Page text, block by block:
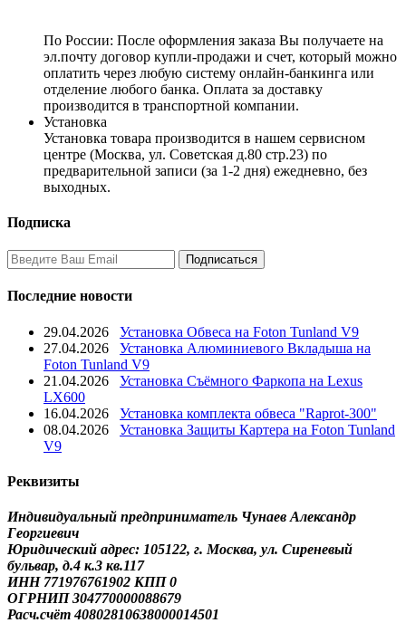
По России: После оформления заказа Вы получаете на
эл.почту договор купли-продажи и счет, который можно
оплатить через любую систему онлайн-банкинга или
отделение любого банка. Оплата за доставку
производится в транспортной компании.
Установка
Установка товара производится в нашем сервисном
центре (Москва, ул. Советская д.80 стр.23) по
предварительной записи (за 1-2 дня) ежедневно, без
выходных.
Подписка
Последние новости
29.04.2026
Установка Обвеса на Foton Tunland V9
27.04.2026
Установка Алюминиевого Вкладыша на
Foton Tunland V9
21.04.2026
Установка Съёмного Фаркопа на Lexus
LX600
16.04.2026
Установка комплекта обвеса "Raprot-300"
08.04.2026
Установка Защиты Картера на Foton Tunland
V9
Реквизиты
Индивидуальный предприниматель Чунаев Александр
Георгиевич
Юридический адрес: 105122, г. Москва, ул. Сиреневый
бульвар, д.4 к.3 кв.117
ИНН 771976761902 КПП 0
ОГРНИП 304770000088679
Расч.счёт 40802810638000014501